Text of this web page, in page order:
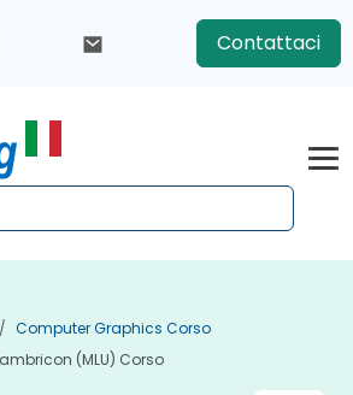
Contattaci
Computer Graphics Corso
(MLU) Corso